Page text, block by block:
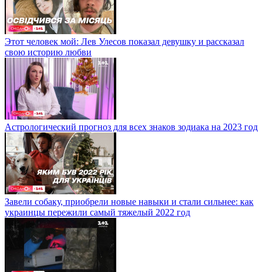
Этот человек мой: Лев Улесов показал девушку и рассказал
свою историю любви
Астрологический прогноз для всех знаков зодиака на 2023 год
Завели собаку, приобрели новые навыки и стали сильнее: как
украинцы пережили самый тяжелый 2022 год